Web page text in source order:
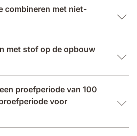
combineren met niet-
met stof op de opbouw
proefperiode van 100
voor